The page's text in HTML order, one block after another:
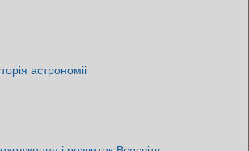
астрономіі